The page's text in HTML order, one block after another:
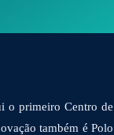
o primeiro Centro de
também é Polo